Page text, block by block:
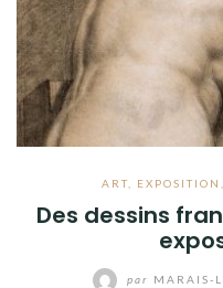
ART EXPOSITION
Des dessins
par MARAIS-